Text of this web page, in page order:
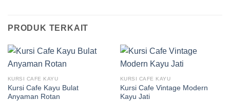
PRODUK TERKAIT
KURSI CAFE KAYU
Kursi Cafe Kayu Bulat
Anyaman Rotan
KURSI CAFE KAYU
Kursi Cafe Vintage Modern
Kayu Jati